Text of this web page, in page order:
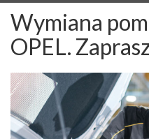
Wymiana
OPEL.